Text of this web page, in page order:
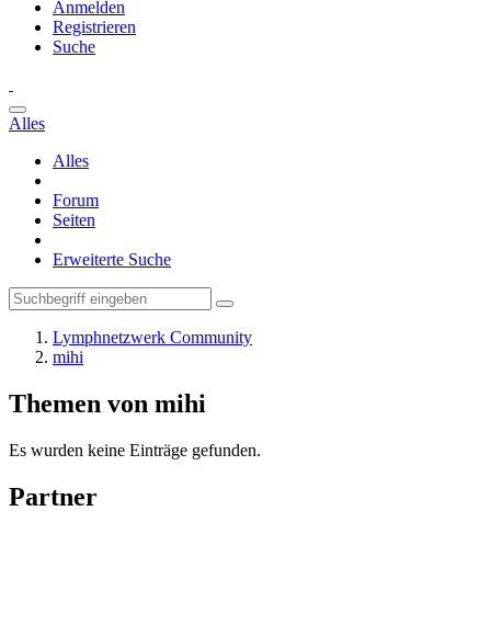
Anmelden
Registrieren
Suche
Alles
Alles
Forum
Seiten
Erweiterte Suche
Lymphnetzwerk Community
mihi
Themen von mihi
Es wurden keine Einträge gefunden.
Partner